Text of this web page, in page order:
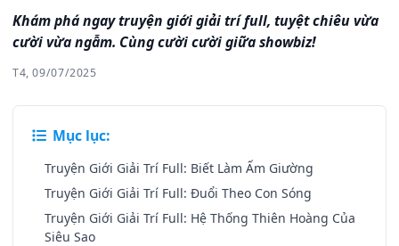
Khám phá ngay truyện giới giải trí full, tuyệt chiêu vừa
cười vừa ngẫm. Cùng cười cười giữa showbiz!
T4, 09/07/2025
Mục lục:
Truyện Giới Giải Trí Full: Biết Làm Ấm Giường
Truyện Giới Giải Trí Full: Đuổi Theo Con Sóng
Truyện Giới Giải Trí Full: Hệ Thống Thiên Hoàng Của
Siêu Sao